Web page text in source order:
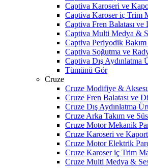
Captiva Karoseri ve
Captiva Karoser iç Trim
Captiva Fren Balatası ve
Captiva Multi Medya &
Captiva Periyodik
Captiva Soğutma ve
Captiva Dış Aydınlatma
Tümünü Gör
Cruze
Cruze Modifiye &
Cruze Fren Balatası ve
Cruze Dış Aydınlatma
Cruze Arka Takım ve
Cruze Motor Mekanik
Cruze Karoseri ve
Cruze Motor Elektrik
Cruze Karoser iç Trim
Cruze Multi Medya &